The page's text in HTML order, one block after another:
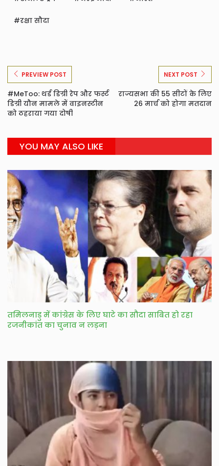
रक्षा सौदा
PREVIEW POST
#MeToo: थर्ड डिग्री रेप और फर्स्ट
डिग्री यौन मामले में वाइनस्टीन
को ठहराया गया दोषी
NEXT POST
राज्यसभा की 55 सीटों के लिए
26 मार्च को होगा मतदान
YOU MAY ALSO LIKE
तमिलनाडु में कांग्रेस के लिए घाटे का सौदा साबित हो रहा
रजनीकांत का चुनाव न लड़ना